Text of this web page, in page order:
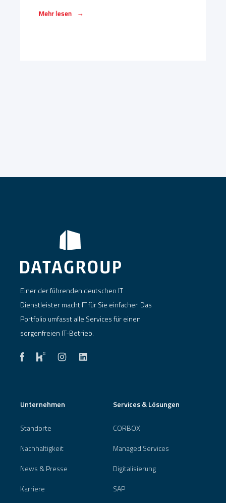
Mehr lesen →
Einer der führenden deutschen IT
Dienstleister macht IT für Sie einfacher. Das
Portfolio umfasst alle Services für einen
sorgenfreien IT-Betrieb.
Unternehmen
Standorte
Nachhaltigkeit
News & Presse
Karriere
Services & Lösungen
CORBOX
Managed Services
Digitalisierung
SAP